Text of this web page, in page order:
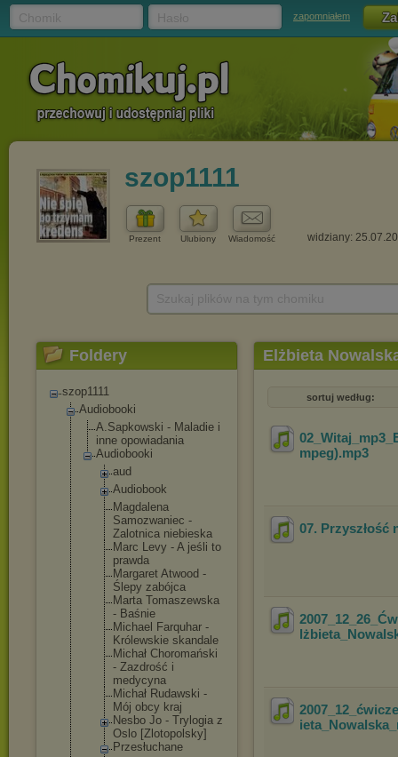
zapomniałem
szop1111
Prezent Ulubiony Wiadomość widziany:
Foldery
szop1111
Audiobooki
A.Sapkowski - Maladie i
inne opowiadania
Audiobooki
aud
Audiobook
Magdalena
Samozwaniec -
Zalotnica niebieska
Marc Levy - A jeśli to
prawda
Margaret Atwood -
Ślepy zabójca
Marta Tomaszewska
- Baśnie
Michael Farquhar -
Królewskie skandale
Michał Choromański
- Zazdrość i
medycyna
Michał Rudawski -
Mój obcy kraj
Nesbo Jo - Trylogia z
Oslo [Zlotopolsky]
Przesłuchane
Elżbieta
sortuj według:
mpeg).mp3
07. Przyszłość